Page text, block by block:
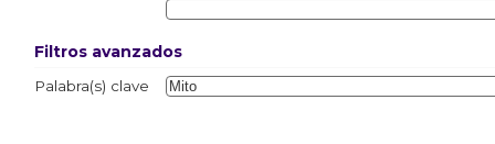
Filtros avanzados
Palabra(s) clave